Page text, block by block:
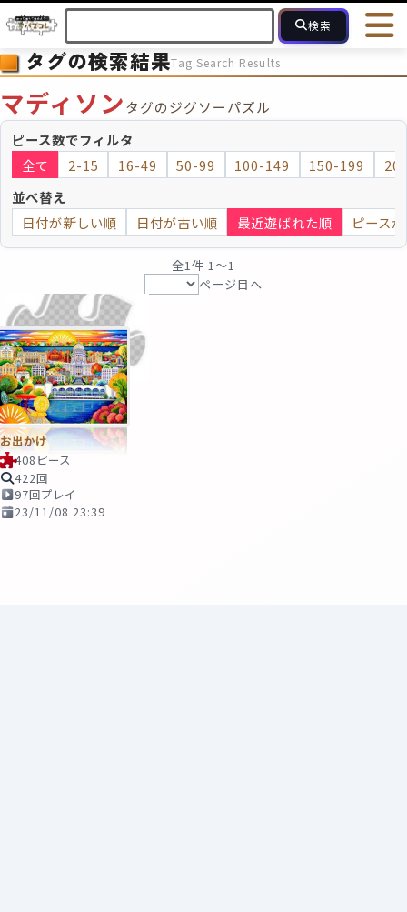
検索
HOME 会員登録
ヘルプ
最近投稿され
ピース数 2～15 16～49 50～99 100
モザイク モザイクのみ
タグの検索結果Tag Search Results
マディソンタグのジグソーパズル
ピース数でフィルタ
全て
2-15 16-49 50-99 100-149 150-199
並べ替え
日付が新しい順
日付が古い順 最近遊ばれた順 ピース
全1件 1〜1
ページ目へ
お出かけ
408ピース
422回
97回プレイ
23/11/08 23:39